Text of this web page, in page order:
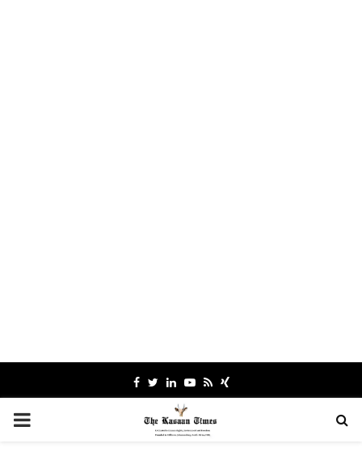
Facebook
TwitterLinkedinYoutube
RssXing
PRIMARY